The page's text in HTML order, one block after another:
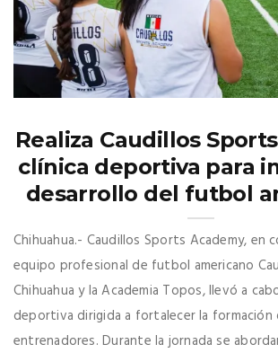
Realiza Caudillos
clínica deportiva para
desarrollo del futbol
Chihuahua.- Caudillos Sports Academy, en
equipo profesional de futbol americano
Chihuahua y la Academia Topos, llevó a
deportiva dirigida a fortalecer la
entrenadores. Durante la jornada se